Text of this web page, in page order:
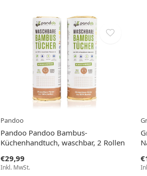
Pandoo
Pandoo Pandoo Bambus-
Küchenhandtuch, waschbar, 2 Rollen
€29,99
Inkl. MwSt.